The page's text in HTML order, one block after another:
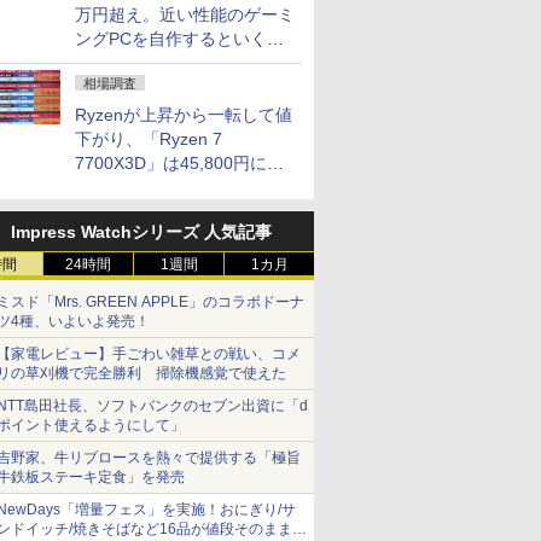
万円超え。近い性能のゲーミ
ングPCを自作するといくら
になる？
相場調査
Ryzenが上昇から一転して値
下がり、「Ryzen 7
7700X3D」は45,800円に急
との価格逆転解消 [8月前半の
CPU価格]
Impress Watchシリーズ 人気記事
24時間 1週間 1カ月
スド「Mrs. GREEN APPLE」のコラボドーナ
4種、いよいよ発売！
家電レビュー】手ごわい雑草との戦い、コメ
の草刈機で完全勝利 掃除機感覚で使えた
島田社長、ソフトバンクのセブン出資に「d
イント使えるようにして」
野家、牛リブロースを熱々で提供する「極旨
鉄板ステーキ定食」を発売
「増量フェス」を実施！おにぎり/サ
ドイッチ/焼きそばなど16品が値段そのままで